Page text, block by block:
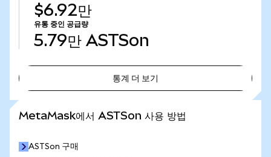
$6.92만
유통 중인 공급량
5.79만 ASTSon
통계 더 보기
MetaMask에서 ASTSon 사용 방법
ASTSon 구매